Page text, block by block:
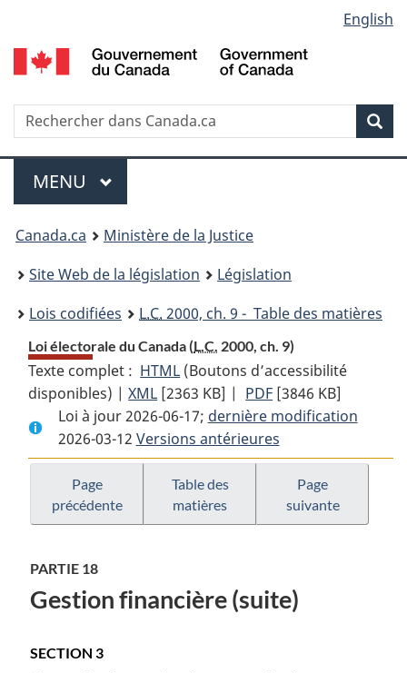
au
contenu
propos
de
la
HTML
simplifiée
selection
English
Recherche
Menu
MENU PRINCIPAL
You
are
here:
Canada.ca
Ministère de la Justice
Site Web de la législation
Législation
Lois codifiées
L.C. 2000, ch. 9 - Table des matières
Loi électorale du Canada (L.C. 2000, ch. 9)
Texte complet : HTML Texte
complet
:
Loi
électorale
du
Canada
(Boutons d’accessibilité
disponibles) |XML Texte
complet
:
Loi
électorale
du
Canada
[2363 KB] | PDF Texte
complet
:
Loi
électorale
du
Canada
[3846 KB]
Loi à jour 2026-06-17; dernière modification
2026-03-12 Versions antérieures
Page
précédente
Table des
matières
Page
suivante
PARTIE 18
Gestion financière (suite)
SECTION 3